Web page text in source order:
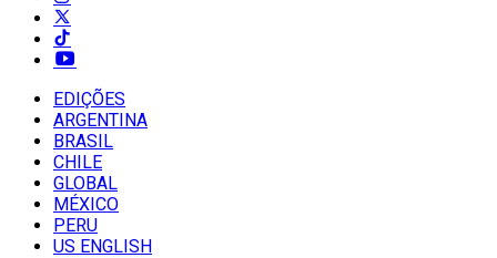
EDIÇÕES
ARGENTINA
BRASIL
CHILE
GLOBAL
MÉXICO
PERU
US ENGLISH